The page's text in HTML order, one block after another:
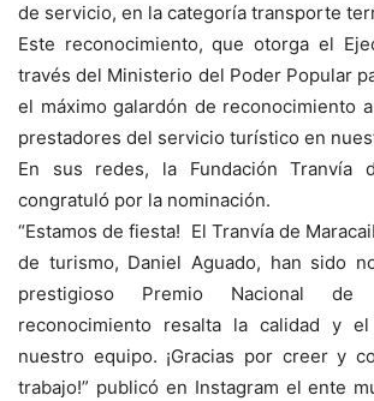
de servicio, en la categoría transporte
Este reconocimiento, que otorga el
través del Ministerio del Poder Popular
el máximo galardón de reconocimiento
prestadores del servicio turístico en
En sus redes, la Fundación Tranvía
congratuló por la nominación.
“Estamos de fiesta! El Tranvía de
de turismo, Daniel Aguado, han sido
prestigioso Premio Nacional de
reconocimiento resalta la calidad y
nuestro equipo. ¡Gracias por creer y
trabajo!” publicó en Instagram el ente